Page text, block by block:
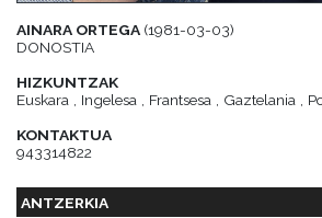
AINARA ORTEGA (1981-03-03)
DONOSTIA
HIZKUNTZAK
Euskara , Ingelesa , Frantsesa , Gaztelania ,
KONTAKTUA
943314822
ANTZERKIA